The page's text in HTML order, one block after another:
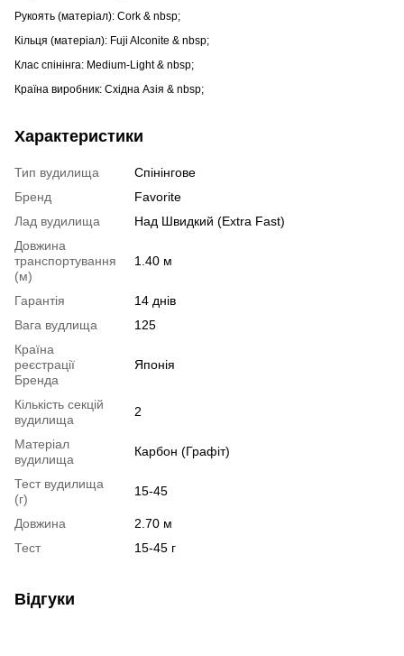
Рукоять (матеріал): Cork & nbsp;
Кільця (матеріал): Fuji Alconite & nbsp;
Клас спінінга: Medium-Light & nbsp;
Країна виробник: Східна Азія & nbsp;
Характеристики
Тип вудилища
Спінінгове
Бренд
Favorite
Лад вудилища
Над Швидкий (Extra Fast)
Довжина
транспортування
(м)
1.40 м
Гарантія
14 днів
Вага вудлища
125
Країна
реєстрації
Бренда
Японія
Кількість секцій
вудилища
2
Матеріал
вудилища
Карбон (Графіт)
Тест вудилища
(г)
15-45
Довжина
2.70 м
Тест
15-45 г
Відгуки